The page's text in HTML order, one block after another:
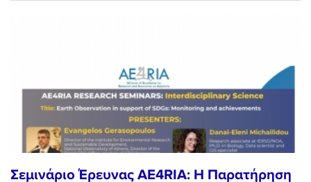
Σεμινάριο Έρευνας AE4RIA: Η Παρατήρηση